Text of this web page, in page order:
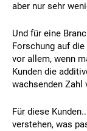
aber nur sehr
Und für eine
Forschung auf
vor allem, wenn
Kunden die
wachsenden Zahl
Für diese
verstehen, was